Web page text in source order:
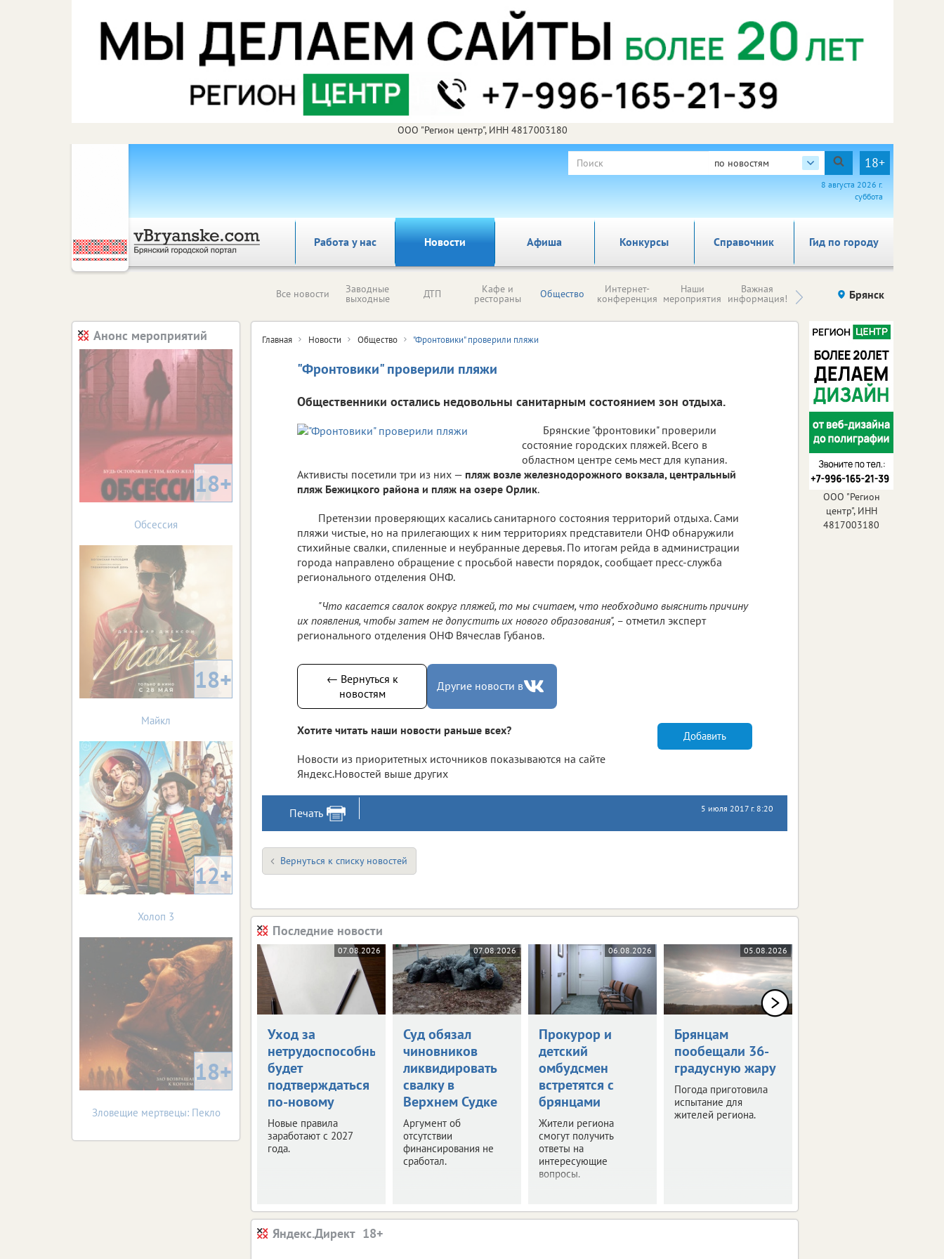
ООО "Регион центр", ИНН 4817003180
по новостям 18+
8 августа 2026 г.
суббота
Работа у нас Новости Афиша Справочник Гид по городу
Конкурсы
Все новости Заводные
выходные ДТП Кафе и
рестораны Общество Интернет-
конференция
Наши
мероприятия
Важная
информация! Происшествия Здоровье
Брянск
Главная Новости Общество "Фронтовики" проверили пляжи
"Фронтовики" проверили пляжи
Общественники остались недовольны санитарным состоянием зон отдыха.
Брянские "фронтовики" проверили
состояние городских пляжей. Всего в
областном центре семь мест для купания.
Активисты посетили три из них — пляж возле железнодорожного вокзала, центральный
пляж Бежицкого района и пляж на озере Орлик.
Претензии проверяющих касались санитарного состояния территорий отдыха. Сами
пляжи чистые, но на прилегающих к ним территориях представители ОНФ обнаружили
стихийные свалки, спиленные и неубранные деревья. По итогам рейда в администрации
города направлено обращение с просьбой навести порядок, сообщает пресс-служба
регионального отделения ОНФ.
"Что касается свалок вокруг пляжей, то мы считаем, что необходимо выяснить причину
их появления, чтобы затем не допустить их нового образования", – отметил эксперт
регионального отделения ОНФ Вячеслав Губанов.
← Вернуться к
новостям
Другие новости в
Хотите читать наши новости раньше всех?
Новости из приоритетных источников показываются на сайте
Яндекс.Новостей выше других
Добавить
Печать 5 июля 2017 г. 8:20
Вернуться к списку новостей
Последние новости
07.08.2026
Уход за
нетрудоспособными
будет
подтверждаться
по-новому
Новые правила
заработают с 2027
года.
07.08.2026
Суд обязал
чиновников
ликвидировать
свалку в
Верхнем Судке
Аргумент об
отсутствии
финансирования не
сработал.
06.08.2026
Прокурор и
детский
омбудсмен
встретятся с
брянцами
Жители региона
смогут получить
ответы на
интересующие
вопросы.
05.08.2026
Брянцам
пообещали 36-
градусную жару
Погода приготовила
испытание для
жителей региона.
Яндекс.Директ
Анонс мероприятий
18+
Обсессия
18+
Майкл
12+
Холоп 3
18+
Зловещие мертвецы: Пекло
ООО "Регион
центр", ИНН
4817003180